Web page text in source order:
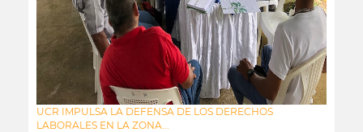
UCR IMPULSA LA DEFENSA DE LOS DERECHOS
LABORALES EN LA ZONA...